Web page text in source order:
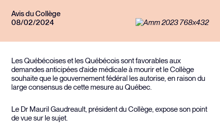
Avis du Collège
08/02/2024
Les Québécoises et les Québécois sont favorables aux
demandes anticipées d’aide médicale à mourir et le Collège
souhaite que le gouvernement fédéral les autorise, en raison du
large consensus de cette mesure au Québec.
Le Dr Mauril Gaudreault, président du Collège, expose son point
de vue sur le sujet.